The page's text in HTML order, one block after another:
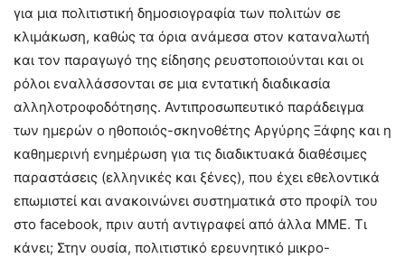
για μια πολιτιστική δημοσιογραφία των πολιτών σε
κλιμάκωση, καθώς τα όρια ανάμεσα στον καταναλωτή
και τον παραγωγό της είδησης ρευστοποιούνται και οι
ρόλοι εναλλάσσονται σε μια εντατική διαδικασία
αλληλοτροφοδότησης. Αντιπροσωπευτικό παράδειγμα
των ημερών ο ηθοποιός-σκηνοθέτης Αργύρης Ξάφης και η
καθημερινή ενημέρωση για τις διαδικτυακά διαθέσιμες
παραστάσεις (ελληνικές και ξένες), που έχει εθελοντικά
επωμιστεί και ανακοινώνει συστηματικά στο προφίλ του
στο facebook, πριν αυτή αντιγραφεί από άλλα ΜΜΕ. Τι
κάνει; Στην ουσία, πολιτιστικό ερευνητικό μικρο-